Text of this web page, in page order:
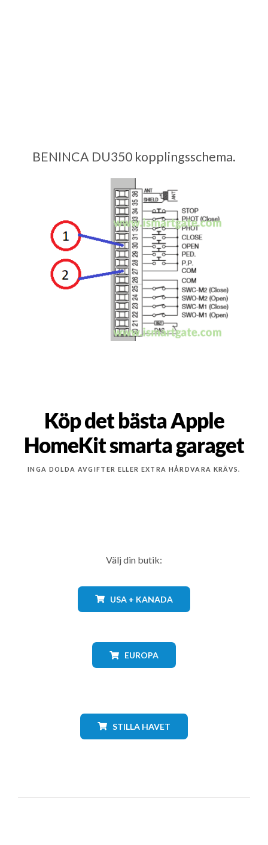
BENINCA DU350 kopplingsschema.
Köp det bästa Apple
HomeKit smarta garaget
INGA DOLDA AVGIFTER ELLER EXTRA HÅRDVARA KRÄVS.
Välj din butik:
USA + KANADA
EUROPA
STILLA HAVET